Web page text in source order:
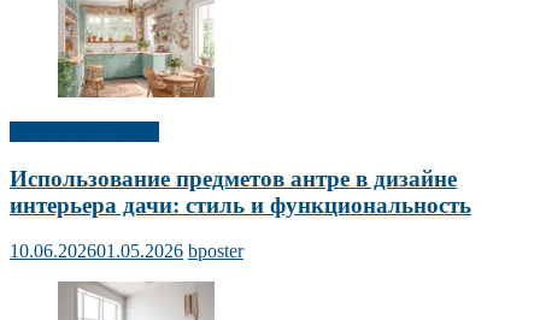
Использование предметов антре в дизайне
интерьера дачи: стиль и функциональность
10.06.202601.05.2026 bposter